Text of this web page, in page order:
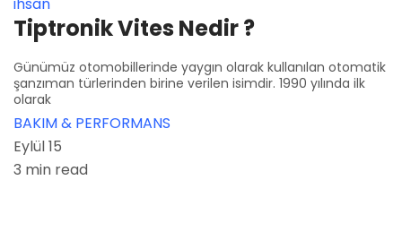
ihsan
Tiptronik Vites Nedir ?
Günümüz otomobillerinde yaygın olarak kullanılan otomatik
şanzıman türlerinden birine verilen isimdir. 1990 yılında ilk
olarak
BAKIM & PERFORMANS
Eylül 15
3 min read